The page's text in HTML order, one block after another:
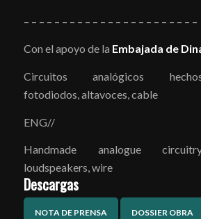
– – – – – – – – – – – – – – – – – – – – – – –
Con el apoyo de la Embajada de
Circuitos analógicos
fotodiodos, altavoces, cable
ENG//
Handmade analogue
loudspeakers, wire
Descargas
NOTA DE PRENSA DOSSIER OBRA